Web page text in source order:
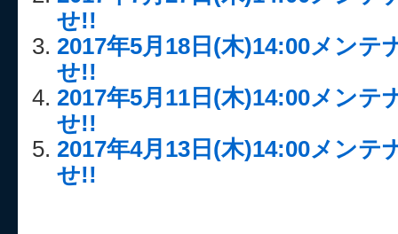
せ!!
2017年5月18日(木)14:00メンテ
せ!!
2017年5月11日(木)14:00メンテ
せ!!
2017年4月13日(木)14:00メンテ
せ!!